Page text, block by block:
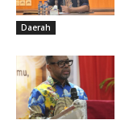
Daerah